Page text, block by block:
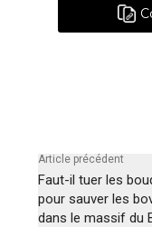
Article précédent
Faut-il tuer les
pour sauver les
dans le massif du